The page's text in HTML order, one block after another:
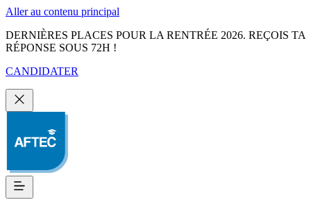
Aller au contenu principal
DERNIÈRES PLACES POUR LA RENTRÉE 2026. REÇOIS TA
RÉPONSE SOUS 72H !
CANDIDATER